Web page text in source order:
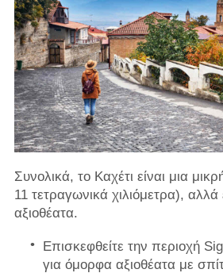
Συνολικά, το Καχέτι είναι μια
11 τετραγωνικά χιλιόμετρα),
αξιοθέατα.
Επισκεφθείτε την περιοχή
για όμορφα αξιοθέατα με